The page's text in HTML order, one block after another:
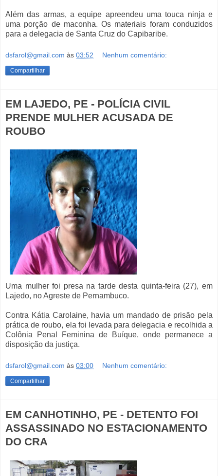
Além das armas, a equipe apreendeu uma touca ninja e
uma porção de maconha. Os materiais foram conduzidos
para a delegacia de Santa Cruz do Capibaribe.
dsfarol@gmail.com às 03:52 Nenhum comentário:
Compartilhar
EM LAJEDO, PE - POLÍCIA CIVIL
PRENDE MULHER ACUSADA DE
ROUBO
Uma mulher foi presa na tarde desta quinta-feira (27), em
Lajedo, no Agreste de Pernambuco.
Contra Kátia Carolaine, havia um mandado de prisão pela
prática de roubo, ela foi levada para delegacia e recolhida a
Colônia Penal Feminina de Buíque, onde permanece a
disposição da justiça.
dsfarol@gmail.com às 03:00 Nenhum comentário:
Compartilhar
EM CANHOTINHO, PE - DETENTO FOI
ASSASSINADO NO ESTACIONAMENTO
DO CRA